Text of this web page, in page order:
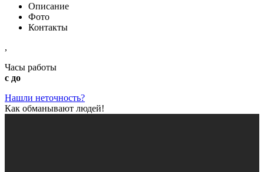
Описание
Фото
Контакты
,
Часы работы
с до
Нашли неточность?
Как обманывают людей!